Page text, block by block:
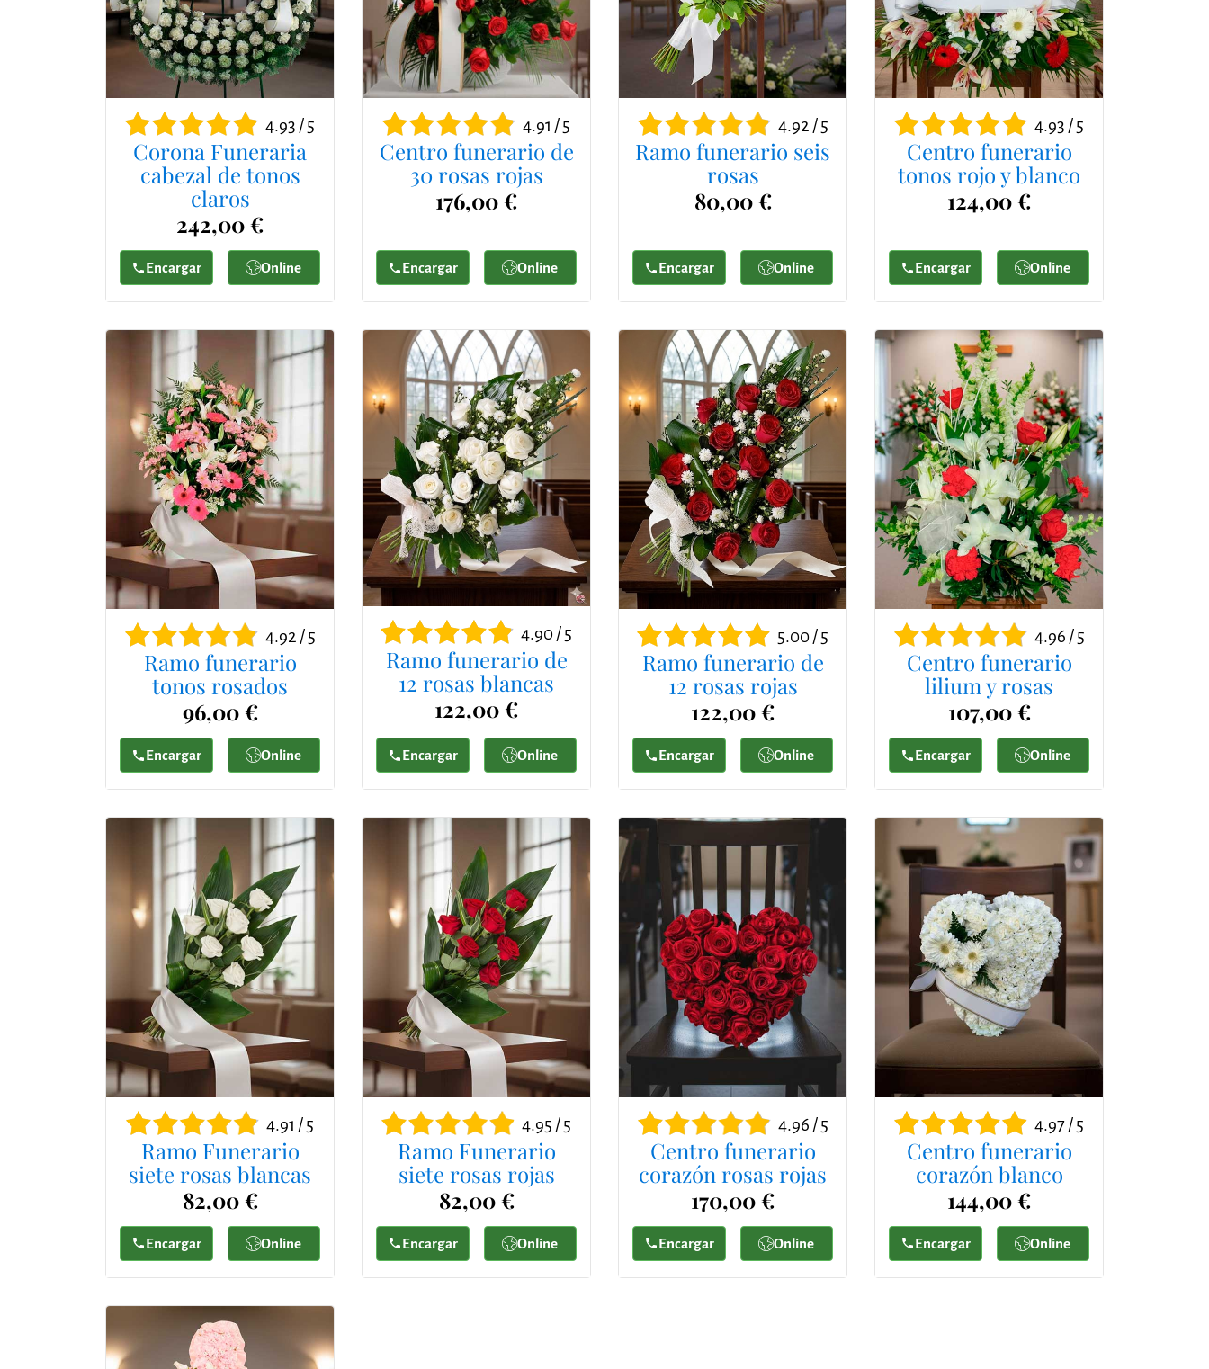
4.93 / 5
Corona Funeraria
cabezal de tonos
claros
242,00 €
Encargar Online
4.91 / 5
Centro funerario de
30 rosas rojas
176,00 €
Encargar Online
4.92 / 5
Ramo funerario seis
rosas
80,00 €
Encargar Online
4.93 / 5
Centro funerario
tonos rojo y blanco
124,00 €
Encargar Online
4.92 / 5
Ramo funerario
tonos rosados
96,00 €
Encargar Online
4.90 / 5
Ramo funerario de
12 rosas blancas
122,00 €
Encargar Online
5.00 / 5
Ramo funerario de
12 rosas rojas
122,00 €
Encargar Online
4.96 / 5
Centro funerario
lilium y rosas
107,00 €
Encargar Online
4.91 / 5
Ramo Funerario
siete rosas blancas
82,00 €
Encargar Online
4.95 / 5
Ramo Funerario
siete rosas rojas
82,00 €
Encargar Online
4.96 / 5
Centro funerario
corazón rosas rojas
170,00 €
Encargar Online
4.97 / 5
Centro funerario
corazón blanco
144,00 €
Encargar Online